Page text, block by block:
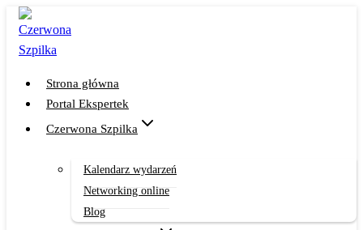
Przejdź
treści
Strona główna
Portal Ekspertek
Czerwona Szpilka
Kalendarz wydarzeń
Networking online
Blog